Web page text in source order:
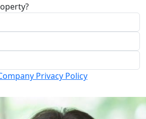
Privacy Policy